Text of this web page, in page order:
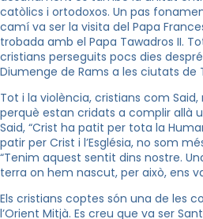
catòlics i ortodoxos. Un pas
camí va ser la visita del Papa
trobada amb el Papa Tawadros II.
cristians perseguits pocs dies
Diumenge de Rams a les ciutats de
Tot i la violència, cristians com
perquè estan cridats a complir allà
Said, “Crist ha patit per tota la
patir per Crist i l’Església, no som
“Tenim aquest sentit dins nostre.
terra on hem nascut, per això, ens
Els cristians coptes són una de les
l’Orient Mitjà. Es creu que va ser